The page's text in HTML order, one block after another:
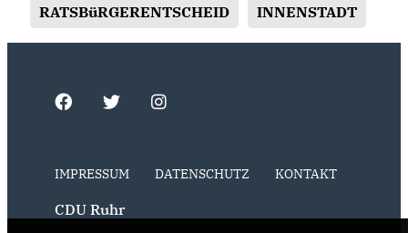
RATSBüRGERENTSCHEID INNENSTADT
IMPRESSUM DATENSCHUTZ KONTAKT
CDU Ruhr